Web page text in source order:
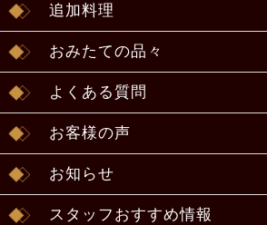
追加料理
おみたての品々
よくある質問
お客様の声
お知らせ
スタッフおすすめ情報